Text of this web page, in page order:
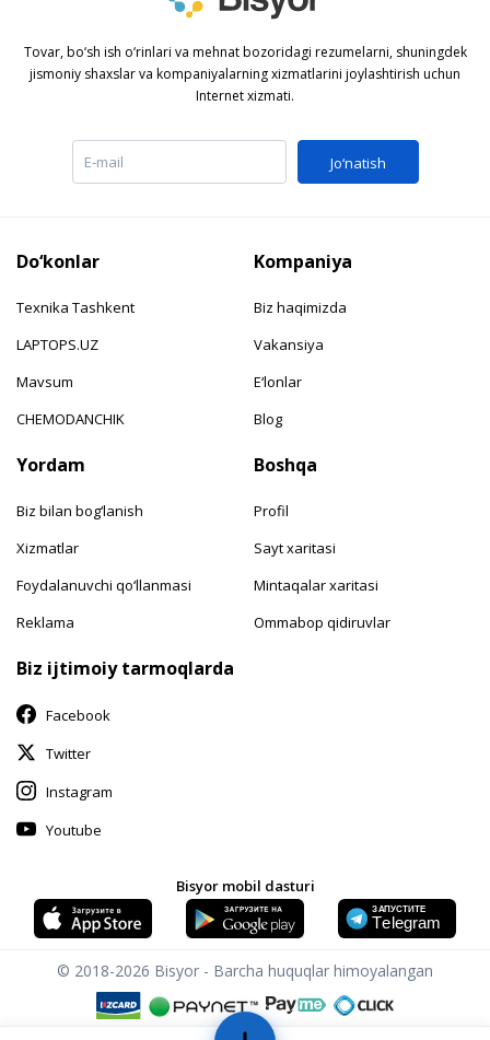
Tovar, bo‘sh ish o‘rinlari va mehnat bozoridagi rezumelarni, shuningdek
jismoniy shaxslar va kompaniyalarning xizmatlarini joylashtirish uchun
Internet xizmati.
Jo‘natish
Do‘konlar
Texnika Tashkent
LAPTOPS.UZ
Mavsum
CHEMODANCHIK
Kompaniya
Biz haqimizda
Vakansiya
E‘lonlar
Blog
Yordam
Biz bilan bog‘lanish
Xizmatlar
Foydalanuvchi qo‘llanmasi
Reklama
Boshqa
Profil
Sayt xaritasi
Mintaqalar xaritasi
Ommabop qidiruvlar
Biz ijtimoiy tarmoqlarda
Facebook
Twitter
Instagram
Youtube
Bisyor mobil dasturi
© 2018-2026 Bisyor - Barcha huquqlar himoyalangan